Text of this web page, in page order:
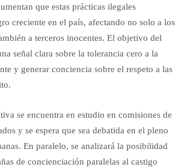
que estas prácticas ilegales
creciente en el país, afectando no solo a los
a terceros inocentes. El objetivo del
señal clara sobre la tolerancia cero a la
y generar conciencia sobre el respeto a las
se encuentra en estudio en comisiones de
y se espera que sea debatida en el pleno
En paralelo, se analizará la posibilidad
de concienciación paralelas al castigo